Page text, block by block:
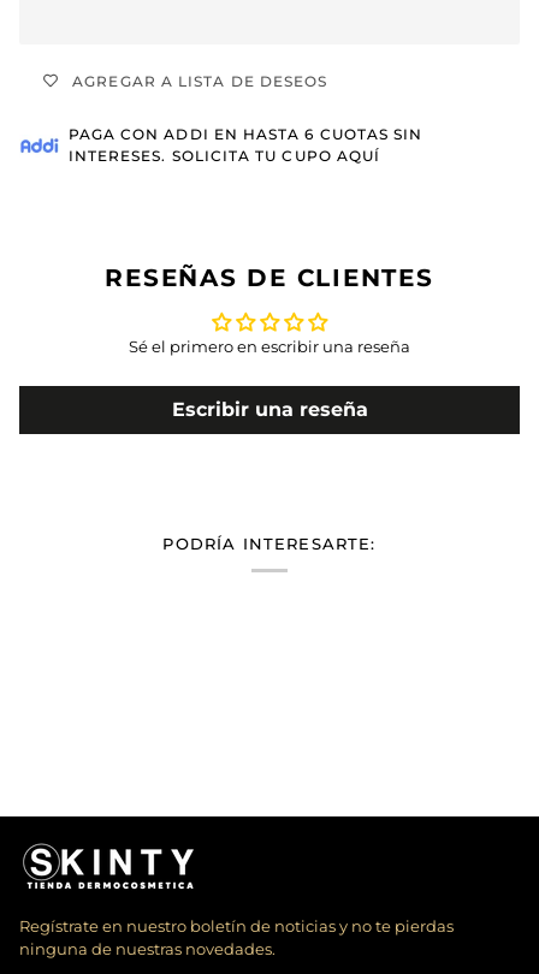
AGREGAR A LISTA DE DESEOS
PAGA CONADDI EN HASTA 6 CUOTAS SIN
INTERESES. SOLICITA TU CUPO AQUÍ
RESEÑAS DE CLIENTES
Sé el primero en escribir una reseña
Escribir una reseña
PODRÍA INTERESARTE:
Regístrate en nuestro boletín de noticias y no te pierdas
ninguna de nuestras novedades.